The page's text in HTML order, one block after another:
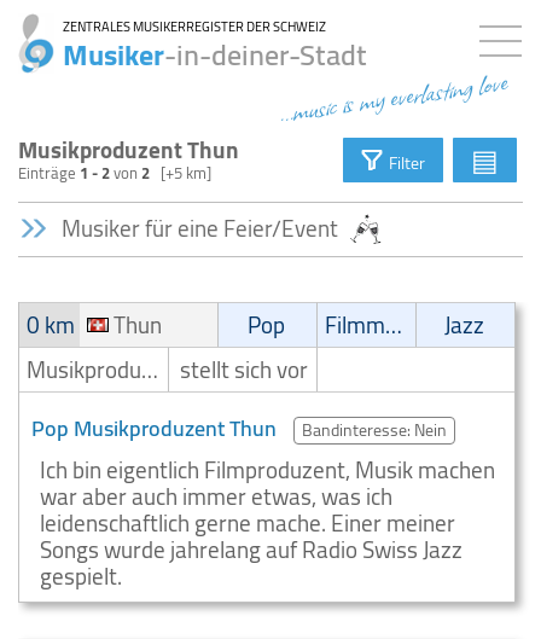
ZENTRALES MUSIKERREGISTER DER SCHWEIZ
Musiker-in-deiner-Stadt
...music is my everlasting love
Musikproduzent Thun
Einträge 1 - 2von2 [+5 km] Filter ▤
Musiker für eine Feier/Event
0 km Thun Pop Filmmusik
Jazz
Musikproduzent stellt sich vor
Pop Musikproduzent Thun Bandinteresse: Nein
Ich bin eigentlich Filmproduzent, Musik machen
war aber auch immer etwas, was ich
leidenschaftlich gerne mache. Einer meiner
Songs wurde jahrelang auf Radio Swiss Jazz
gespielt.